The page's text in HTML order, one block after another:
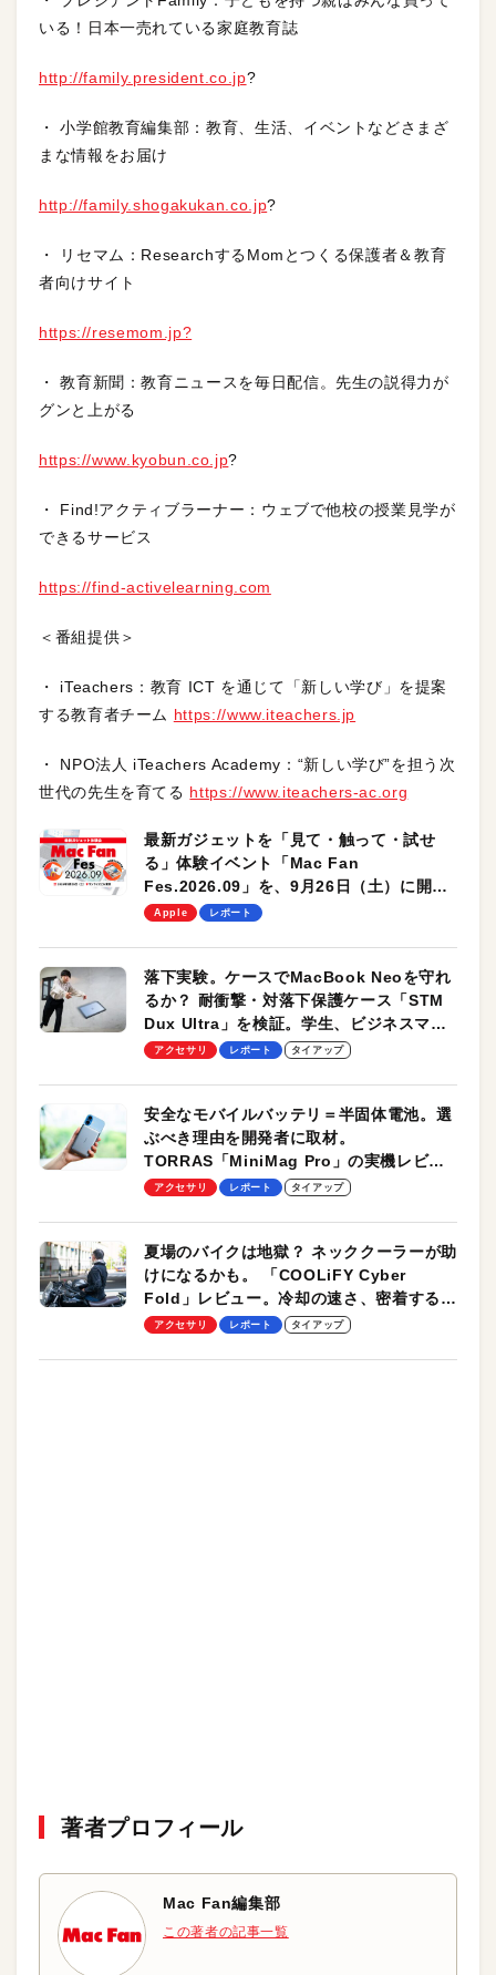
いる！日本一売れている家庭教育誌
http://family.president.co.jp?
・ 小学館教育編集部：教育、生活、イベントなどさまざ
まな情報をお届け
http://family.shogakukan.co.jp?
・ リセマム：ResearchするMomとつくる保護者＆教育
者向けサイト
https://resemom.jp?
・ 教育新聞：教育ニュースを毎日配信。先生の説得力が
グンと上がる
https://www.kyobun.co.jp?
・ Find!アクティブラーナー：ウェブで他校の授業見学が
できるサービス
https://find-activelearning.com
＜番組提供＞
・ iTeachers：教育 ICT を通じて「新しい学び」を提案
する教育者チーム https://www.iteachers.jp
・ NPO法人 iTeachers Academy：“新しい学び”を担う次
世代の先生を育てる https://www.iteachers-ac.org
最新ガジェットを「見て・触って・試せ
る」体験イベント「Mac Fan
Fes.2026.09」を、9月26日（土）に開催
します！
Apple レポート
落下実験。ケースでMacBook Neoを守れ
るか？ 耐衝撃・対落下保護ケース「STM
Dux Ultra」を検証。学生、ビジネスマン
のモバイルユースに最適！
アクセサリ レポート タイアップ
安全なモバイルバッテリ＝半固体電池。選
ぶべき理由を開発者に取材。
TORRAS「MiniMag Pro」の実機レビュ
ーも
アクセサリ レポート タイアップ
夏場のバイクは地獄？ ネッククーラーが助
けになるかも。 「COOLiFY Cyber
Fold」レビュー。冷却の速さ、密着する冷
却プレート、シンプルな操作性がグッド！
アクセサリ レポート タイアップ
著者プロフィール
Mac Fan編集部
この著者の記事一覧